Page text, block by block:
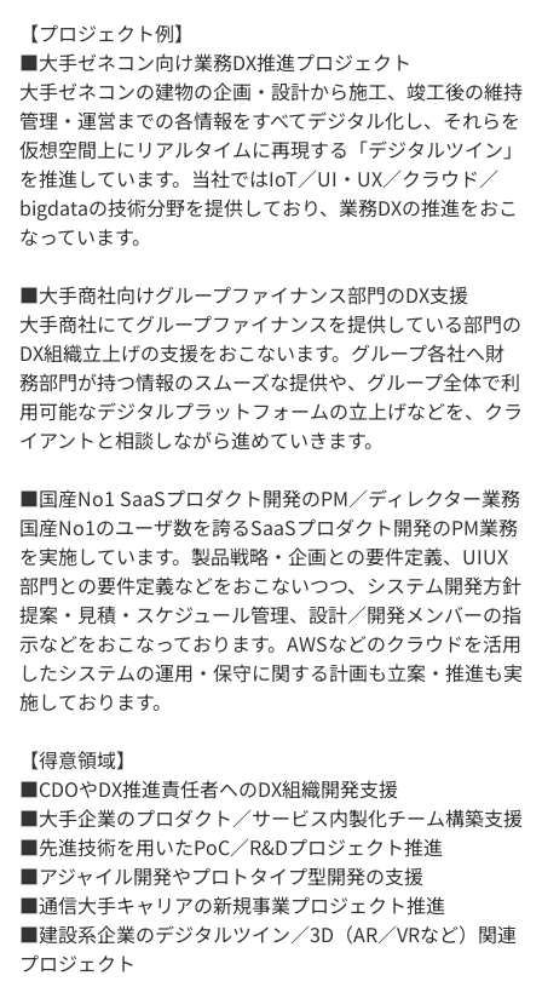
【プロジェクト例】
■大手ゼネコン向け業務DX推進プロジェクト
大手ゼネコンの建物の企画・設計から施工、竣工後の維持
管理・運営までの各情報をすべてデジタル化し、それらを
仮想空間上にリアルタイムに再現する「デジタルツイン」
を推進しています。当社ではIoT／UI・UX／クラウド／
bigdataの技術分野を提供しており、業務DXの推進をおこ
なっています。
■大手商社向けグループファイナンス部門のDX支援
大手商社にてグループファイナンスを提供している部門の
DX組織立上げの支援をおこないます。グループ各社へ財
務部門が持つ情報のスムーズな提供や、グループ全体で利
用可能なデジタルプラットフォームの立上げなどを、クラ
イアントと相談しながら進めていきます。
■国産No1 SaaSプロダクト開発のPM／ディレクター業務
国産No1のユーザ数を誇るSaaSプロダクト開発のPM業務
を実施しています。製品戦略・企画との要件定義、UIUX
部門との要件定義などをおこないつつ、システム開発方針
提案・見積・スケジュール管理、設計／開発メンバーの指
示などをおこなっております。AWSなどのクラウドを活用
したシステムの運用・保守に関する計画も立案・推進も実
施しております。
【得意領域】
■CDOやDX推進責任者へのDX組織開発支援
■大手企業のプロダクト／サービス内製化チーム構築支援
■先進技術を用いたPoC／R&Dプロジェクト推進
■アジャイル開発やプロトタイプ型開発の支援
■通信大手キャリアの新規事業プロジェクト推進
■建設系企業のデジタルツイン／3D（AR／VRなど）関連
プロジェクト